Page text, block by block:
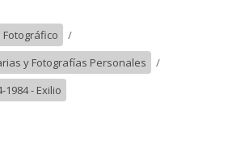
Fotográfico
/
y Fotografías Personales
/
1984 - Exilio